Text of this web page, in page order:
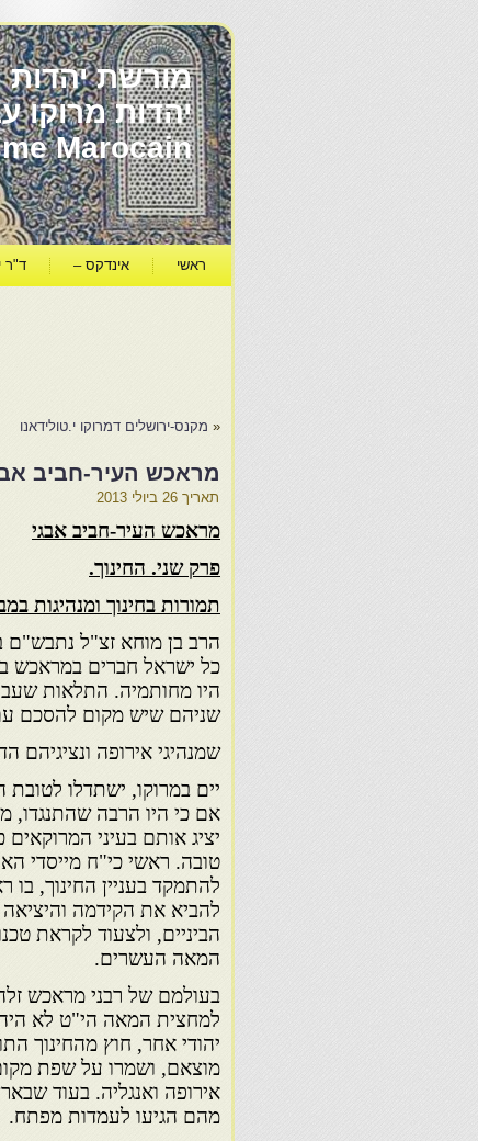
מורשת יהדות
Marocain
ראשי אינדקס – ד"ר
« מקנס-ירושלים דמרוקו י.טולידאנו
מראכש העיר-חביב
תאריך 26 ביולי 2013
מראכש העיר-חביב אבגי
פרק שני. החינוך.
תמורות בחינוך ומנהיגות
כל ישראל חברים במראכש
היו מחותמיה. התלאות
שניהם שיש מקום להסכם
שמנהיגי אירופה ונציגיהם
יים במרוקו, ישתדלו לטובת
אם כי היו הרבה
יציג אותם בעיני המרוקאים
טובה. ראשי כי"ח מייסדי
להתמקד בעניין החינוך, בו
להביא את הקידמה והיציאה
הביניים, ולצעוד לקראת
המאה העשרים.
בעולמם של רבני מראכש
למחצית המאה הי"ט לא היה
יהודי אחר, חוץ מהחינוך
מוצאם, ושמרו על שפת
אירופה ואנגליה. בעוד
מהם הגיעו לעמדות מפתח.